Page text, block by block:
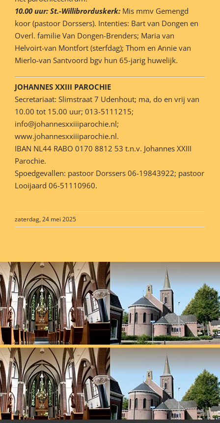
10.00 uur: St.-Willibrorduskerk: Mis mmv Gemengd
koor (pastoor Dorssers). Intenties: Bart van Dongen en
Overl. familie Van Dongen-Brenders; Maria van
Helvoirt-van Montfort (sterfdag); Thom en Annie van
Mierlo-van Santvoord bgv hun 65-jarig huwelijk.
JOHANNES XXIII PAROCHIE
Secretariaat: Slimstraat 7 Udenhout; ma, do en vrij van
10.00 tot 15.00 uur; 013-5111215;
info@johannesxxiiiparochie.nl;
www.johannesxxiiiparochie.nl.
IBAN NL44 RABO 0170 8812 53 t.n.v. Johannes XXIII
Parochie.
Spoedgevallen: pastoor Dorssers 06-19843922; pastoor
Looijaard 06-51110960.
zaterdag, 24 mei 2025